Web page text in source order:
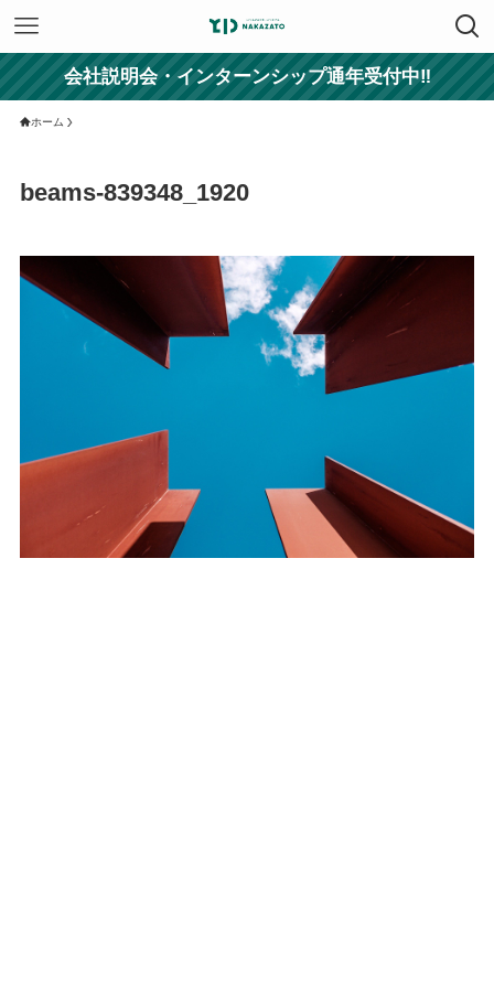
会社説明会・インターンシップ通年受付中‼
ホーム
beams-839348_1920